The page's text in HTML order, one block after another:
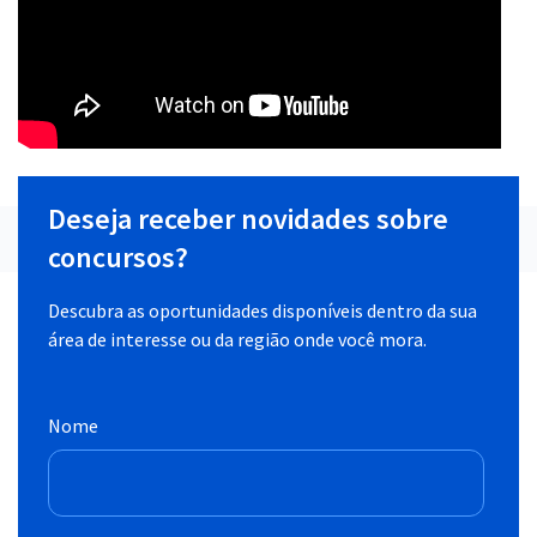
Deseja receber novidades sobre
concursos?
Descubra as oportunidades disponíveis dentro da sua
área de interesse ou da região onde você mora.
Nome